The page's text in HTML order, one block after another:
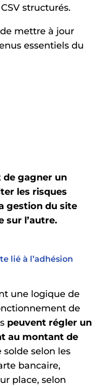
structurés.
mettre à jour
essentiels du
de gagner un
les risques
gestion du site
sur l’autre.
lié à l’adhésion
une logique de
de
peuvent régler un
au montant de
solde selon les
bancaire,
place, selon